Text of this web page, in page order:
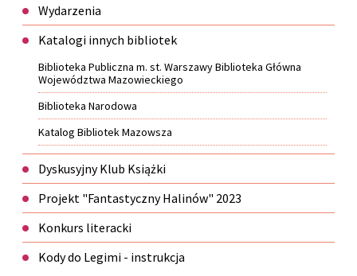
Wydarzenia
Katalogi innych bibliotek
Biblioteka Publiczna m. st. Warszawy Biblioteka Główna
Województwa Mazowieckiego
Biblioteka Narodowa
Katalog Bibliotek Mazowsza
Dyskusyjny Klub Książki
Projekt "Fantastyczny Halinów" 2023
Konkurs literacki
Kody do Legimi - instrukcja